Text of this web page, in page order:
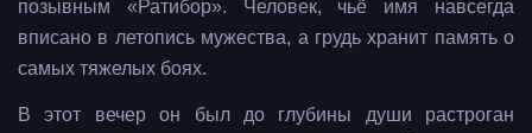
позывным «Ратибор». Человек, чьё имя навсегда
вписано в летопись мужества, а грудь хранит память о
самых тяжелых боях.
В этот вечер он был до глубины души растроган